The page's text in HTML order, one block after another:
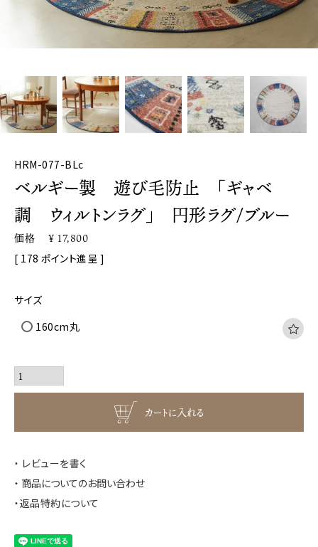
HRM-077-BLc
ベルギー製 遊び毛防止 「ギャベ
調 ウィルトンラグ」 円形ラグ/ブルー
価格 ¥ 17,800
[ 178 ポイント進呈 ]
サイズ
160cm丸
カートに入れる
レビューを書く
商品についてのお問い合わせ
返品特約について